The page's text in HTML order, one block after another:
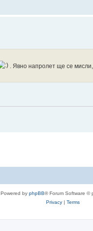
. Явно напролет ще се мисли,
Powered by phpBB® Forum Software ©
Privacy| Terms